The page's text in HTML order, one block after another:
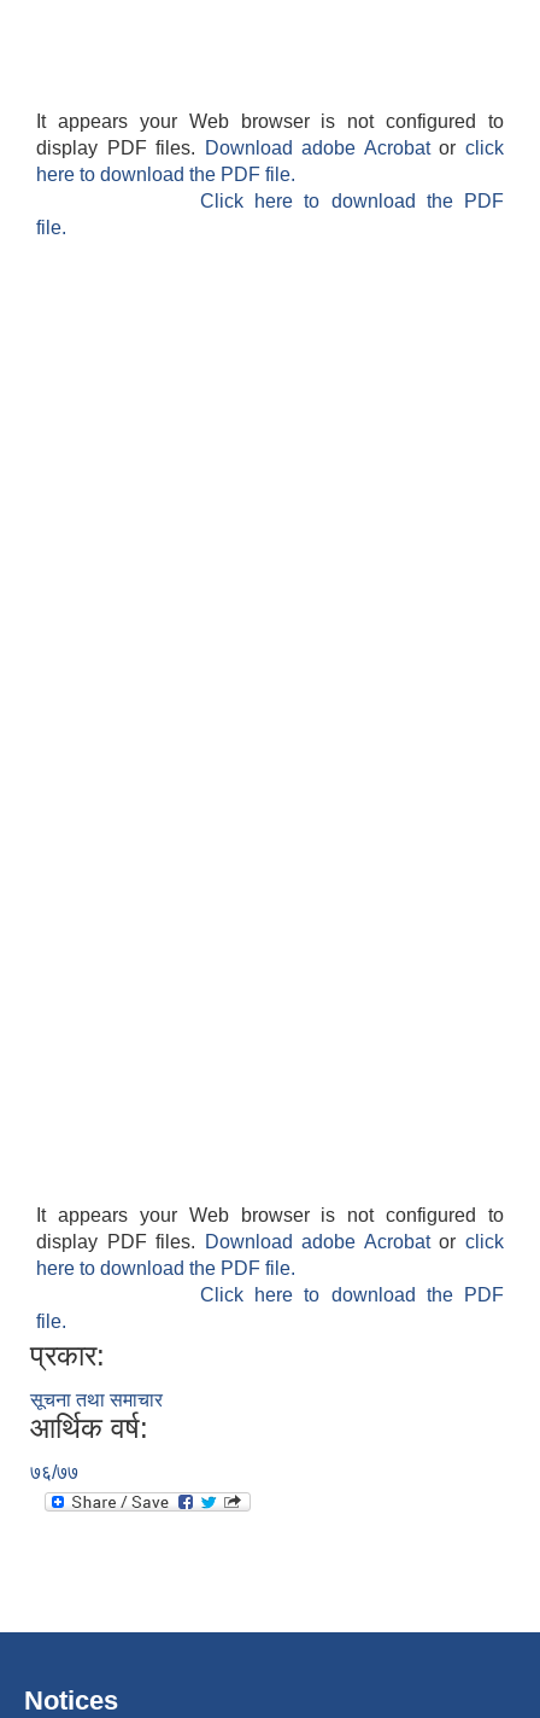
It appears your Web browser is not configured to
display PDF files.
Download adobe Acrobatorclick
here to download the PDF file.
Click here to download the PDF
file.
It appears your Web browser is not configured to
display PDF files.
Download adobe Acrobatorclick
here to download the PDF file.
Click here to download the PDF
file.
प्रकार:
सूचना तथा समाचार
आर्थिक वर्ष:
७६/७७
Notices